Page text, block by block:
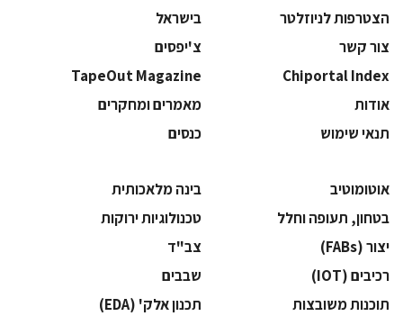
הצטרפות לניוזלטר
בישראל
צור קשר
צ'יפסים
Chiportal Index
TapeOut Magazine
אודות
מאמרים ומחקרים
תנאי שימוש
כנסים
אוטומוטיב
בינה מלאכותית
בטחון, תעופה וחלל
‫טכנולוגיות ירוקות‬
‫יצור (‪(FABs‬‬
‫צב"ד‬
‫רכיבים‬ (IOT)
‫שבבים‬
‫תוכנות משובצות‬
‫תכנון אלק' (‪(EDA‬‬